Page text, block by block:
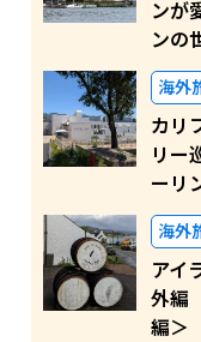
ンが
ンの
海外
カリ
リー
ーリ
海外
アイ
外編
編＞